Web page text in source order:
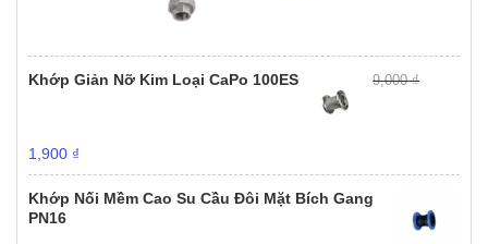
Khớp Giản Nỡ Kim Loại CaPo 100ES
9,000₫
Giá
gốc
là:
9,000 ₫.
1,900 ₫
hiện
tại
Khớp Nối Mềm Cao Su Cầu Đôi Mặt Bích Gang
PN16